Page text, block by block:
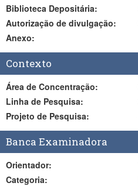
Biblioteca Depositária:
Autorização de divulgação:
Anexo:
Contexto
Área de Concentração:
Linha de Pesquisa:
Projeto de Pesquisa:
Banca Examinadora
Orientador:
Categoria: